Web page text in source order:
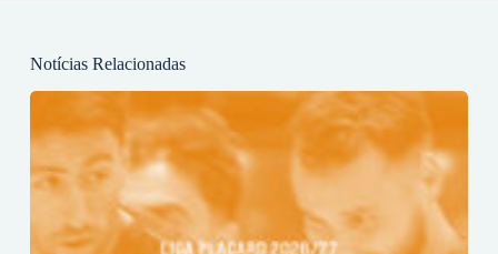
Notícias Relacionadas